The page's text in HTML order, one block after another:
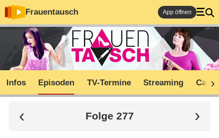
Frauentausch App öffnen
Infos Episoden TV-Termine Streaming Cast
Folge 277